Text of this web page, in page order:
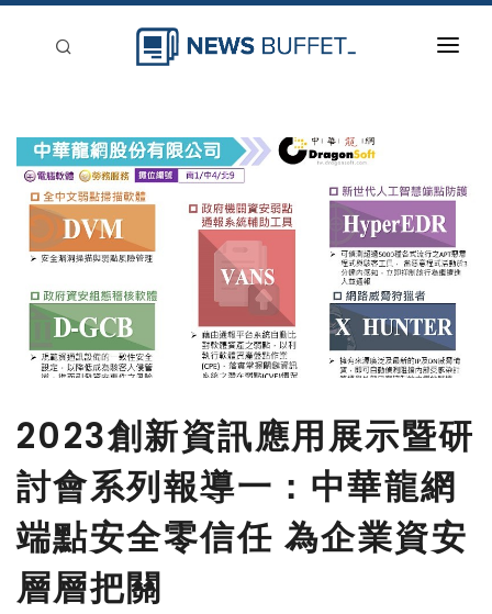
新聞稿分類
登入
刊登
2023創新資訊應用展示暨研
討會系列報導一：中華龍網
端點安全零信任 為企業資安
層層把關